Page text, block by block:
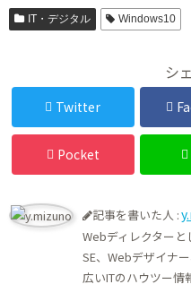
IT・デジタル Windows10
シ
Twitter
Pocket
記事を書いた人 :
Webディレクターと
SE、Webデザイナ
広いITのハウツー情